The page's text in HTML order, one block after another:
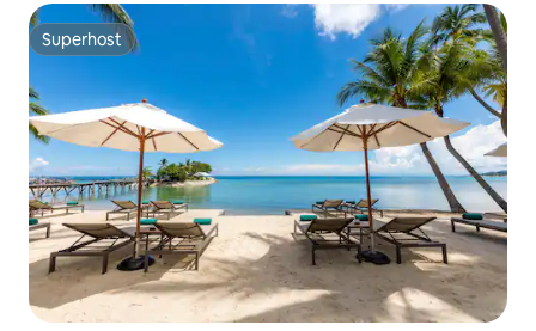
Superhost
Superhost